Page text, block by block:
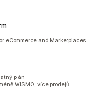
eCommerce and Marketplaces
plán
WISMO, více prodejů